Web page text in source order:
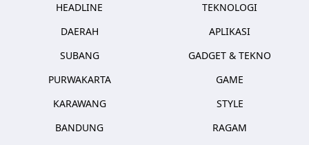
HEADLINE
DAERAH
SUBANG
PURWAKARTA
KARAWANG
BANDUNG
TEKNOLOGI
APLIKASI
GADGET & TEKNO
GAME
STYLE
RAGAM